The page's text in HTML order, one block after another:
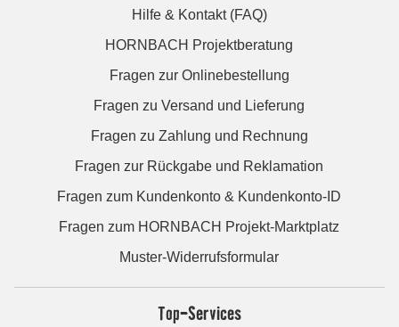
Hilfe & Kontakt (FAQ)
HORNBACH Projektberatung
Fragen zur Onlinebestellung
Fragen zu Versand und Lieferung
Fragen zu Zahlung und Rechnung
Fragen zur Rückgabe und Reklamation
Fragen zum Kundenkonto & Kundenkonto-ID
Fragen zum HORNBACH Projekt-Marktplatz
Muster-Widerrufsformular
Top-Services